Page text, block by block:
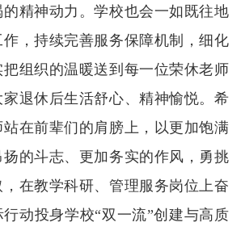
精神动力。学校也会一如既往地
，持续完善服务保障机制，细化
组织的温暖送到每一位荣休老师
退休后生活舒心、精神愉悦。希
在前辈们的肩膀上，以更加饱满
的斗志、更加务实的作风，勇挑
在教学科研、管理服务岗位上奋
动投身学校“双一流”创建与高质